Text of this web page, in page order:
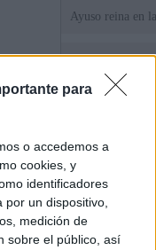
para
o accedemos a
cookies, y
identificadores
un dispositivo,
medición de
sobre el público, así
Ayuso reina en
El juez propone
la filtración de
jefa" Ayuso
WhatsApp,
un nuevo cruce
15 de agosto
Cookies